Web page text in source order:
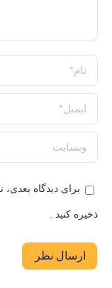
نام *
ایمیل *
وبسایت
برای دیدگاه
ذخیره کنید .
ارسال نظر